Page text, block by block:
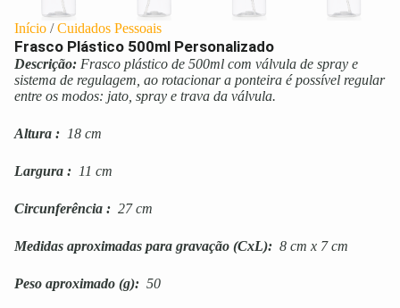
Início /Cuidados Pessoais
Frasco Plástico 500ml Personalizado
Descrição: Frasco plástico de 500ml com válvula de spray e
sistema de regulagem, ao rotacionar a ponteira é possível regular
entre os modos: jato, spray e trava da válvula.
Altura : 18 cm
Largura : 11 cm
Circunferência : 27 cm
Medidas aproximadas para gravação (CxL): 8 cm x 7 cm
Peso aproximado (g): 50